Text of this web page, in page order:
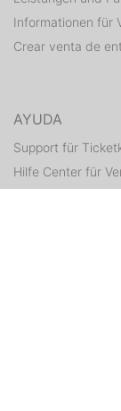
Informationen für
Crear venta de
AYUDA
Support für
Hilfe Center für